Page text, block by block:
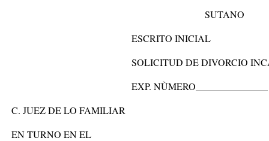
SUTANO
ESCRITO INICIAL
SOLICITUD DE DIVORCIO
EXP. NÙMERO_______________
C. JUEZ DE LO FAMILIAR
EN TURNO EN EL